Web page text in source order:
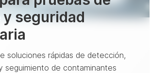
seguridad
soluciones rápidas de detección,
seguimiento de contaminantes